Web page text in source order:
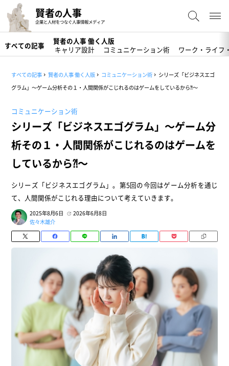
賢者の人事
企業と人材をつなぐ人事情報メディア
すべての記事
賢者の人事 働く人版
キャリア設計
コミュニケーション術 ワーク・ライフ
すべての記事 賢者の人事 働く人版 コミュニケーション術
シリーズ「ビジネスエゴ
グラム」～ゲーム分析その１・人間関係がこじれるのはゲームをしているから⁈～
コミュニケーション術
シリーズ「ビジネスエゴグラム」～ゲーム分
析その１・人間関係がこじれるのはゲームを
しているから⁈～
シリーズ「ビジネスエゴグラム」。第5回の今回はゲーム分析を通じ
て、人間関係がこじれる理由について考えていきます。
2025年8月6日
2026年6月8日
佐々木雄介